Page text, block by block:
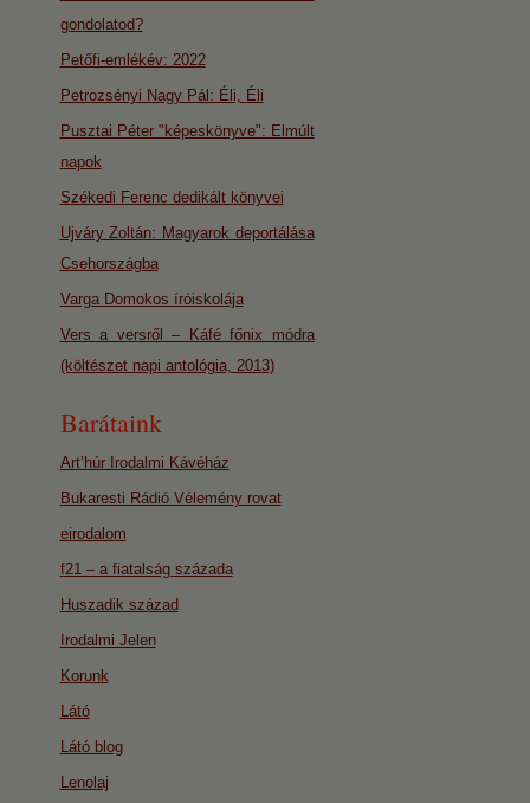
gondolatod?
Petőfi-emlékév: 2022
Petrozsényi Nagy Pál: Éli, Éli
Pusztai Péter "képeskönyve": Elmúlt
napok
Székedi Ferenc dedikált könyvei
Ujváry Zoltán: Magyarok deportálása
Csehországba
Varga Domokos íróiskolája
Vers a versről – Káfé főnix módra
(költészet napi antológia, 2013)
Barátaink
Art’húr Irodalmi Kávéház
Bukaresti Rádió Vélemény rovat
eirodalom
f21 – a fiatalság százada
Huszadik század
Irodalmi Jelen
Korunk
Látó
Látó blog
Lenolaj